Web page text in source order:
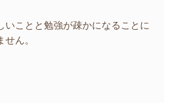
いことと勉強が疎かになることに
ん。